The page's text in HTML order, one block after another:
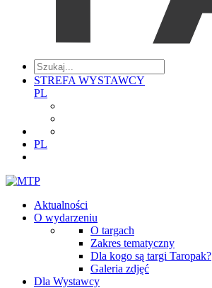
STREFA WYSTAWCY
PL
PL
Aktualności
O wydarzeniu
O targach
Zakres tematyczny
Dla kogo są targi Taropak?
Galeria zdjęć
Dla Wystawcy